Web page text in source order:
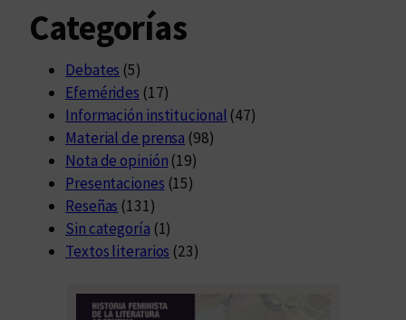
Categorías
Debates (5)
Efemérides (17)
Información institucional (47)
Material de prensa (98)
Nota de opinión (19)
Presentaciones (15)
Reseñas (131)
Sin categoría (1)
Textos literarios (23)